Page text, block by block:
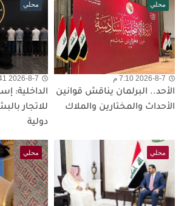
محلي
2026-8-7 7:10 م
الأحد.. البرلمان يناقش قوانين
الأحداث والمختارين والملاك
محلي
2026-8-7 5:41 م
الداخلية:
للاتجار
دولية
محلي محلي